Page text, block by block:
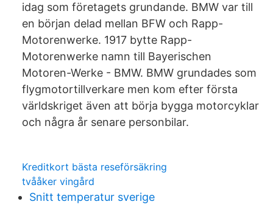
idag som företagets grundande. BMW var till
en början delad mellan BFW och Rapp-
Motorenwerke. 1917 bytte Rapp-
Motorenwerke namn till Bayerischen
Motoren-Werke - BMW. BMW grundades som
flygmotortillverkare men kom efter första
världskriget även att börja bygga motorcyklar
och några år senare personbilar.
Kreditkort bästa reseförsäkring
tvååker vingård
Snitt temperatur sverige